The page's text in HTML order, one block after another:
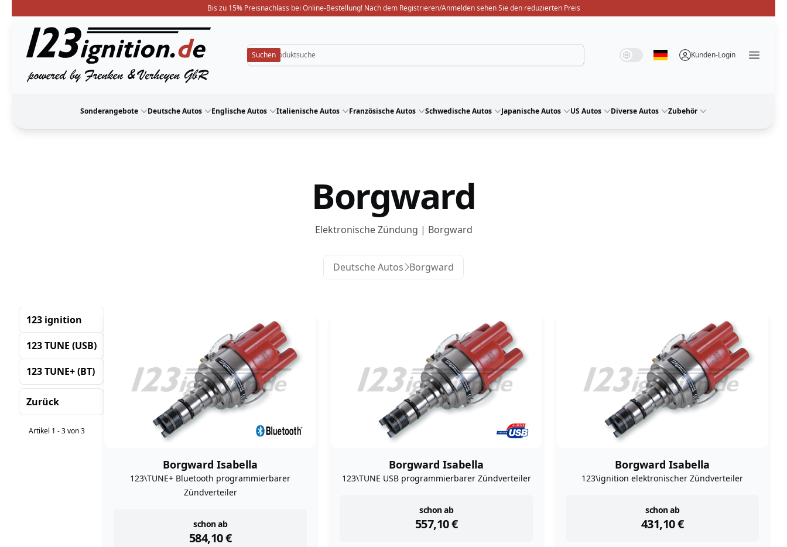
Bis zu 15% Preisnachlass bei Online-Bestellung! Nach dem Registrieren/Anmelden sehen Sie den reduzierten Preis
123ignition
Systemmodus
Lichtmodus
Dunkelmodus
Sprache auswählen
Kunden-Login Menü
Sonderangebote Deutsche Autos Englische Autos Italienische Autos Französische Autos Schwedische Autos Japanische Autos US Autos Diverse Autos Zubehör
Borgward
Elektronische Zündung | Borgward
Deutsche Autos Borgward
123 ignition
123 TUNE (USB)
123 TUNE+ (BT)
Zurück
Sortierung
Artikel 1 - 3 von 3
Borgward Isabella
123\TUNE+ Bluetooth programmierbarer
Zündverteiler
schon ab
584,10€
instock
Borgward Isabella
123\TUNE USB programmierbarer Zündverteiler
schon ab
557,10€
instock
Borgward Isabella
123\ignition elektronischer Zündverteiler
schon ab
431,10€
instock